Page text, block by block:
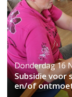
Donderdag 16
Subsidie voor
en/of